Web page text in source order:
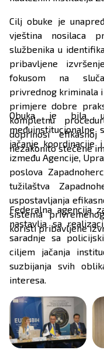
Cilj obuke je
vještina nosilaca
službenika u
pribavljene
fokusom na
privrednog kriminala
primjere dobre
kompletnu
doprinosi
nezakonito stečene
Obuka je bila
međuinstitucionalne
jačanje koordinacije
između Agencije,
poslova
tužilaštva
uspostavljanja
sistema
koristi pribavljene
Federalna agencija
nastavlja sa
saradnje sa
ciljem jačanja
suzbijanja svih
interesa.